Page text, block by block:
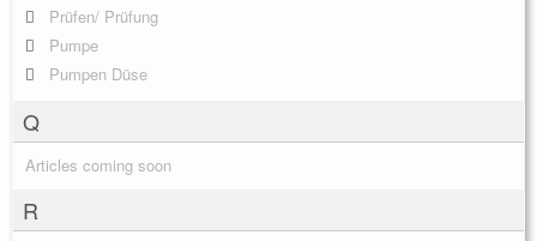
Prüfen/ Prüfung
Pumpe
Pumpen Düse
Q
Articles coming soon
R